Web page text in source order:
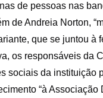
de pessoas nas
de Andreia Norton,
que se juntou à
os responsáveis da
sociais da instituição
“à Associação